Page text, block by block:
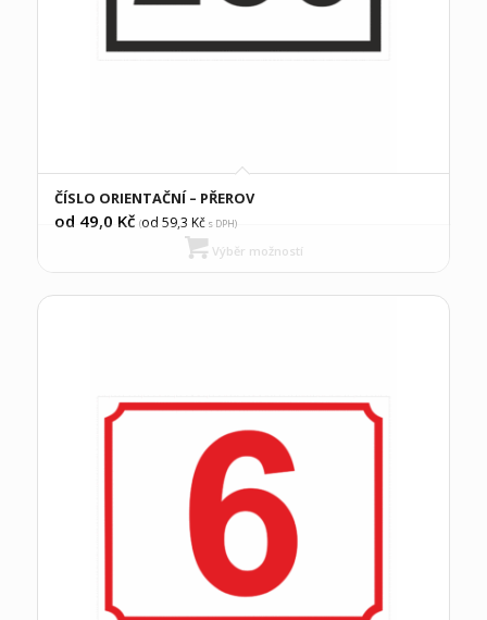
ČÍSLO ORIENTAČNÍ – PŘEROV
od 49,0 Kč (od 59,3 Kčs DPH)
Výběr možností